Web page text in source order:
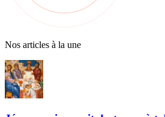
Nos articles à la une